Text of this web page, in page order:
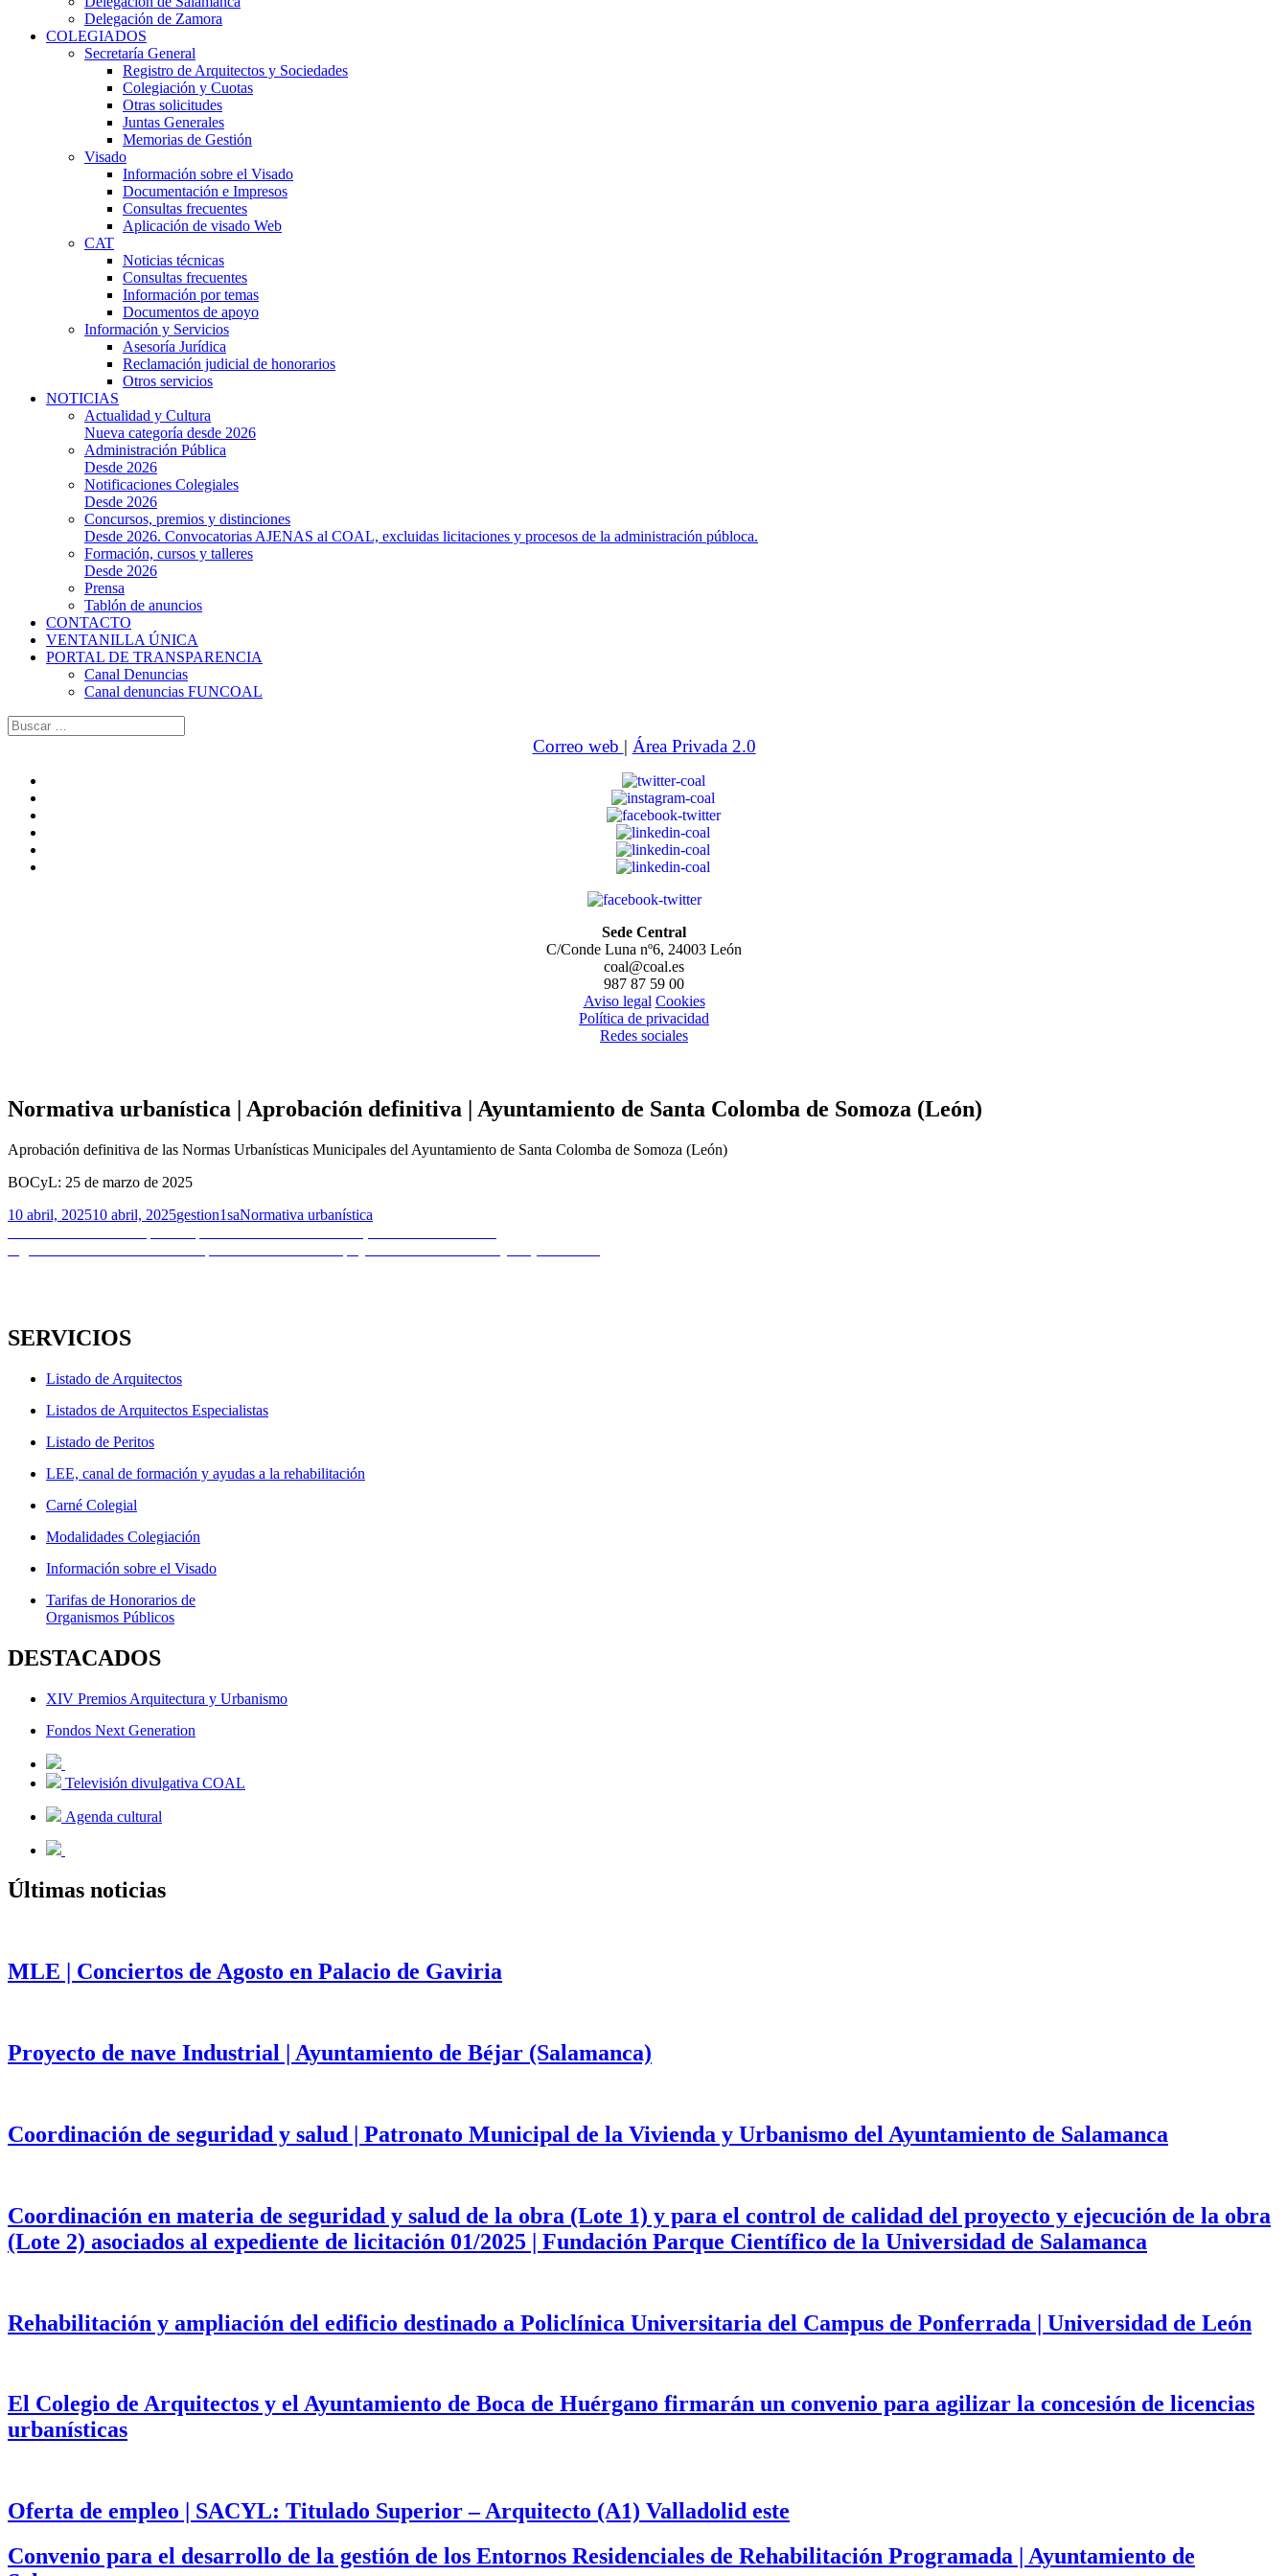
Delegación de Zamora
COLEGIADOS
Secretaría General
Registro de Arquitectos y Sociedades
Colegiación y Cuotas
Otras solicitudes
Juntas Generales
Memorias de Gestión
Visado
Información sobre el Visado
Documentación e Impresos
Consultas frecuentes
Aplicación de visado Web
CAT
Noticias técnicas
Consultas frecuentes
Información por temas
Documentos de apoyo
Información y Servicios
Asesoría Jurídica
Reclamación judicial de honorarios
Otros servicios
NOTICIAS
Actualidad y Cultura
Nueva categoría desde 2026
Administración Pública
Desde 2026
Notificaciones Colegiales
Desde 2026
Concursos, premios y distinciones
Desde 2026. Convocatorias AJENAS al COAL, excluidas licitaciones y procesos de la administración públoca.
Formación, cursos y talleres
Desde 2026
Prensa
Tablón de anuncios
CONTACTO
VENTANILLA ÚNICA
PORTAL DE TRANSPARENCIA
Canal Denuncias
Canal denuncias FUNCOAL
Buscar:
Correo web | Área Privada 2.0
Sede Central
C/Conde Luna nº6, 24003 León
coal@coal.es
987 87 59 00
Aviso legal Cookies
Política de privacidad
Redes sociales
Normativa urbanística | Aprobación definitiva | Ayuntamiento de Santa Colomba de Somoza (León)
Aprobación definitiva de las Normas Urbanísticas Municipales del Ayuntamiento de Santa Colomba de Somoza (León)
BOCyL: 25 de marzo de 2025
Publicado
10 abril, 202510 abril, 2025Autor
gestion1saCategorías
Normativa urbanística
Navegación
de
SERVICIOS
Listado de Arquitectos
Listados de Arquitectos Especialistas
Listado de Peritos
LEE, canal de formación y ayudas a la rehabilitación
Carné Colegial
Modalidades Colegiación
Información sobre el Visado
Tarifas de Honorarios de
Organismos Públicos
DESTACADOS
XIV Premios Arquitectura y Urbanismo
Fondos Next Generation
Televisión divulgativa COAL
Agenda cultural
Últimas noticias
MLE | Conciertos de Agosto en Palacio de Gaviria
Proyecto de nave Industrial | Ayuntamiento de Béjar (Salamanca)
Coordinación de seguridad y salud | Patronato Municipal de la Vivienda y Urbanismo del Ayuntamiento de Salamanca
Coordinación en materia de seguridad y salud de la obra (Lote 1) y para el control de calidad del proyecto y ejecución de la obra
(Lote 2) asociados al expediente de licitación 01/2025 | Fundación Parque Científico de la Universidad de Salamanca
Rehabilitación y ampliación del edificio destinado a Policlínica Universitaria del Campus de Ponferrada | Universidad de León
El Colegio de Arquitectos y el Ayuntamiento de Boca de Huérgano firmarán un convenio para agilizar la concesión de licencias
urbanísticas
Oferta de empleo | SACYL: Titulado Superior – Arquitecto (A1) Valladolid este
Convenio para el desarrollo de la gestión de los Entornos Residenciales de Rehabilitación Programada | Ayuntamiento de